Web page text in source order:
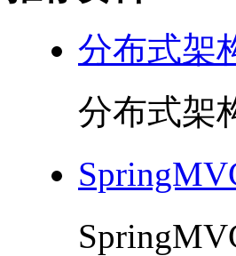
分布式架
分布式架